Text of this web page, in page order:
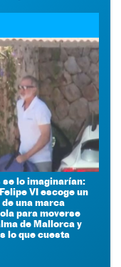
se lo imaginarían:
VI escoge un
una marca
para moverse
de Mallorca y
lo que cuesta